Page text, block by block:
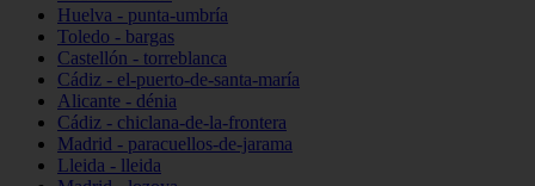
Huelva - punta-umbría
Toledo - bargas
Castellón - torreblanca
Cádiz - el-puerto-de-santa-maría
Alicante - dénia
Cádiz - chiclana-de-la-frontera
Madrid - paracuellos-de-jarama
Lleida - lleida